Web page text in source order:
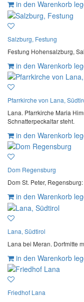
in den Warenkorb
Salzburg, Festung
Festung Hohensalzburg,
in den Warenkorb
Pfarrkirche von Lana,
Lana. Pfarrkirche Maria
Schnatterpeckaltar steht.
in den Warenkorb
Dom Regensburg
Dom St. Peter,
in den Warenkorb
Lana, Südtirol
Lana bei Meran. Dorfmitte
in den Warenkorb
Friedhof Lana